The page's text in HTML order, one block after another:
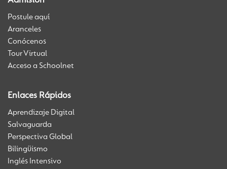
Postule aquí
Aranceles
Conócenos
Tour Virtual
Acceso a Schoolnet
Enlaces Rápidos
Aprendizaje Digital
Salvaguarda
Perspectiva Global
Bilingüismo
Inglés Intensivo